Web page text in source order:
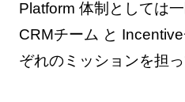
Platform 体制としては
CRMチーム と
ぞれのミッションを担っ